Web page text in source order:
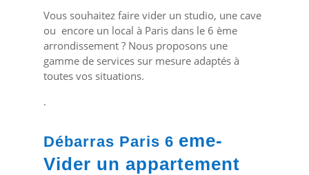
Vous souhaitez faire vider un studio, une cave
ou encore un local à Paris dans le 6 ème
arrondissement ? Nous proposons une
gamme de services sur mesure adaptés à
toutes vos situations.
.
Débarras Paris 6 eme-
Vider un appartement